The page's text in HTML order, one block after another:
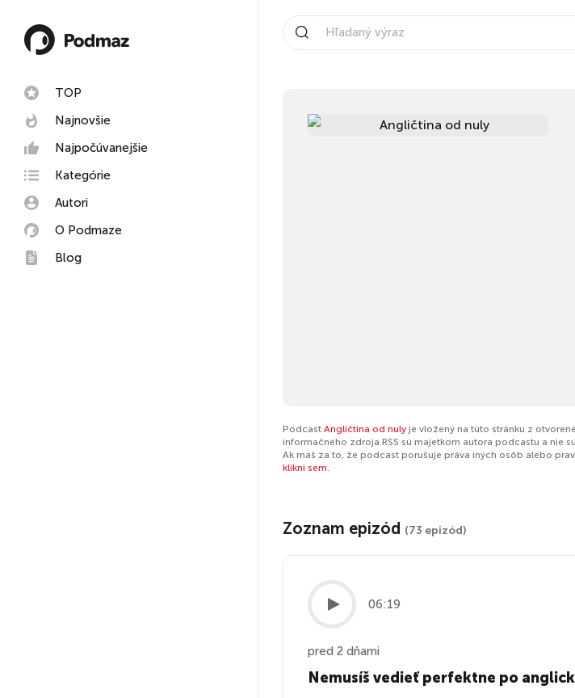
TOP
Najnovšie
Najpočúvanejšie
Kategórie
Autori
O Podmaze
Blog
Podcast Angličtina od nuly je vložený na túto stránku z
informačného zdroja RSS sú majetkom autora podcastu a nie
Ak máš za to, že podcast porušuje práva iných osôb alebo
klikni sem.
Zoznam epizód (73 epizód)
06:19
pred 2 dňami
Nemusíš vedieť perfektne po